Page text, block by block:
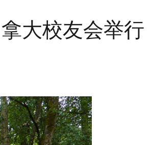
大校友会举行